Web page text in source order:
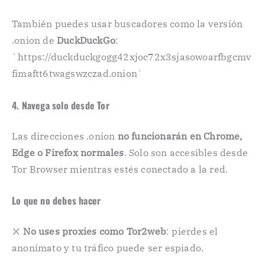
También puedes usar buscadores como la versión
.onion de DuckDuckGo:
`https://duckduckgogg42xjoc72x3sjasowoarfbgcmv
fimaftt6twagswzczad.onion`
4. Navega solo desde Tor
Las direcciones .onion no funcionarán en Chrome,
Edge o Firefox normales. Solo son accesibles desde
Tor Browser mientras estés conectado a la red.
Lo queno debes hacer
❌ No uses proxies como Tor2web: pierdes el
anonimato y tu tráfico puede ser espiado.